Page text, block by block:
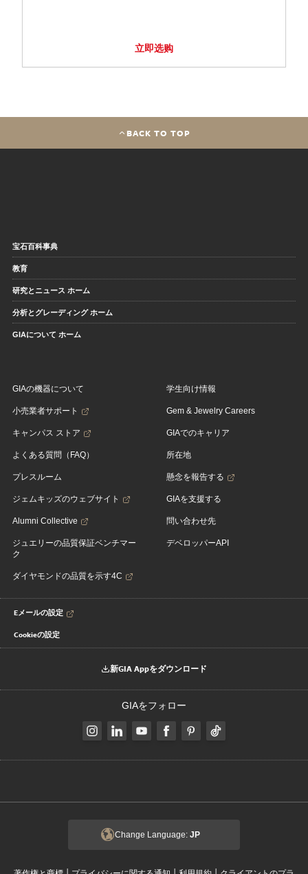
立即选购
BACK TO TOP
宝石百科事典
教育
研究とニュース ホーム
分析とグレーディング ホーム
GIAについて ホーム
GIAの機器について
小売業者サポート
キャンパス ストア
よくある質問（FAQ）
プレスルーム
ジェムキッズのウェブサイト
Alumni Collective
ジュエリーの品質保証ベンチマー
ク
ダイヤモンドの品質を示す4C
学生向け情報
Gem & Jewelry Careers
GIAでのキャリア
所在地
懸念を報告する
GIAを支援する
問い合わせ先
デベロッパーAPI
Eメールの設定
Cookieの設定
新GIA Appをダウンロード
GIAをフォロー
Change Language: JP